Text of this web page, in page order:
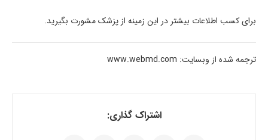
برای کسب اطلاعات بیشتر در این زمینه از پزشک مشورت بگیرید.
ترجمه شده از وبسایت: www.webmd.com
اشتراک گذاری: